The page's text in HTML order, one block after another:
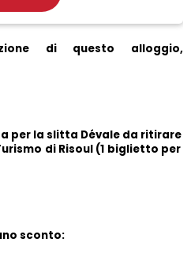
di questo alloggio,
per la slitta Dévale da ritirare
di Risoul (1 biglietto per
sconto: